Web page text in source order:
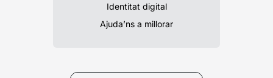
Identitat digital
Ajuda’ns a millorar